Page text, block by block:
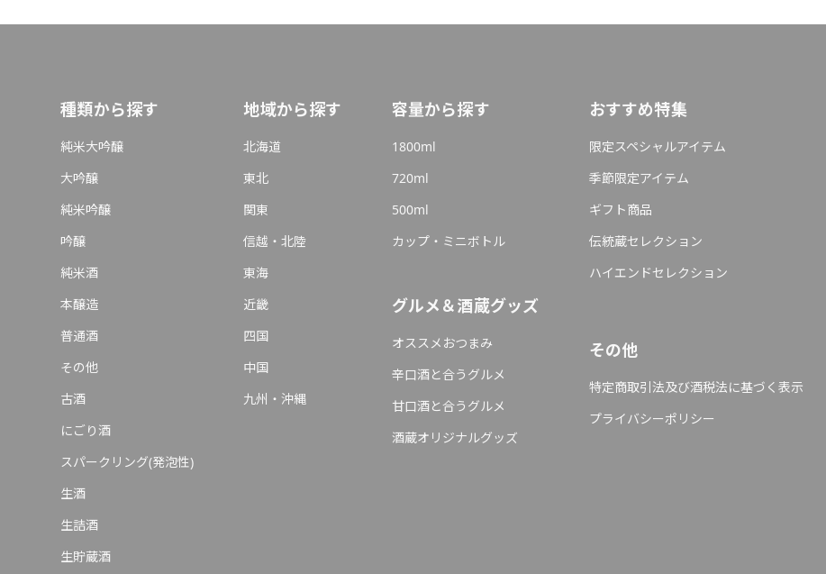
種類から探す
純米大吟醸
大吟醸
純米吟醸
吟醸
純米酒
本醸造
普通酒
その他
古酒
にごり酒
スパークリング(発泡性)
生酒
生詰酒
生貯蔵酒
地域から探す
北海道
東北
関東
信越・北陸
東海
近畿
四国
中国
九州・沖縄
容量から探す
1800ml
720ml
500ml
カップ・ミニボトル
グルメ＆酒蔵グッズ
オススメおつまみ
辛口酒と合うグルメ
甘口酒と合うグルメ
酒蔵オリジナルグッズ
おすすめ特集
限定スペシャルアイテム
季節限定アイテム
ギフト商品
伝統蔵セレクション
ハイエンドセレクション
その他
特定商取引法及び酒税法に基づく表示
プライバシーポリシー